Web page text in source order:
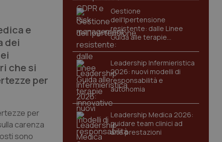
e
dei
che si
per
per
carenza
sono
Gestione
dell'Ipertensione
resistente: dalle Linee
Guida alle terapie
innovative
Leadership Infermieristica
2026: nuovi modelli di
responsabilità e
autonomia
Leadership Medica 2026:
guidare team clinici ad
alte prestazioni